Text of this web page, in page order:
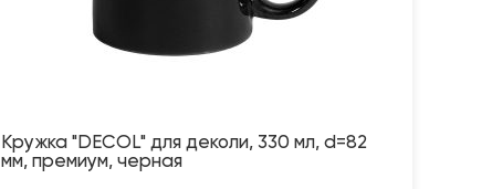
Кружка "DECOL" для деколи, 330 мл, d=82
мм, премиум, черная